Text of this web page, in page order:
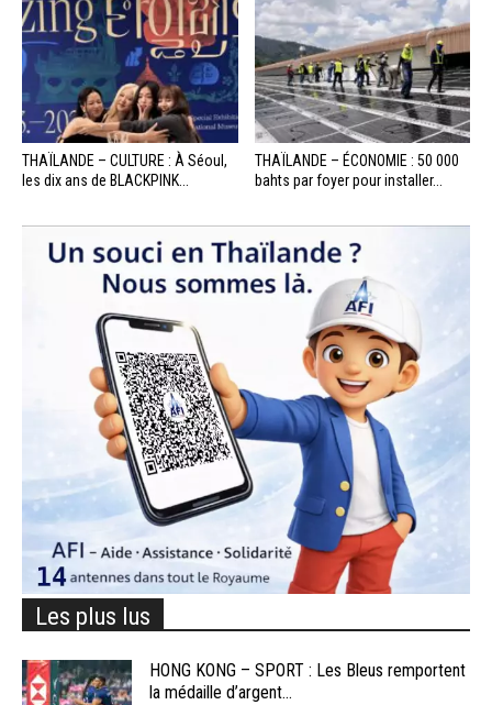
THAÏLANDE – CULTURE : À Séoul,
les dix ans de BLACKPINK...
THAÏLANDE – ÉCONOMIE : 50 000
bahts par foyer pour installer...
Les plus lus
HONG KONG – SPORT : Les Bleus remportent
la médaille d’argent...